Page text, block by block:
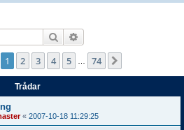
Sök
av 74
1 2 3 4 5 74
Trådar
« 2007-10-18 11:29:25